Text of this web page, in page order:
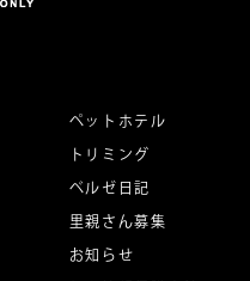
ペットホテル
トリミング
ベルゼ日記
里親さん募集
お知らせ